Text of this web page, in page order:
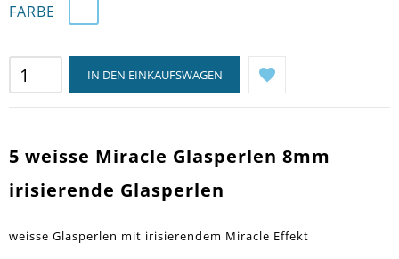
FARBE
IN DEN EINKAUFSWAGEN
5 weisse Miracle Glasperlen 8mm
irisierende Glasperlen
weisse Glasperlen mit irisierendem Miracle Effekt